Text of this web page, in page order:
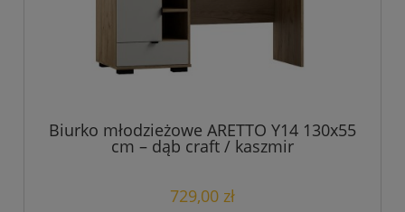
Biurko młodzieżowe ARETTO Y14 130x55
cm – dąb craft / kaszmir
729,00 zł